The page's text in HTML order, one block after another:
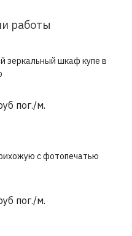
работы
зеркальный шкаф купе в
пог./м.
с фотопечатью
пог./м.